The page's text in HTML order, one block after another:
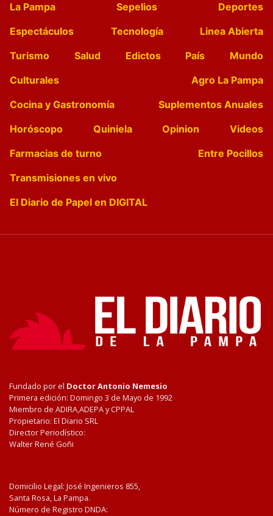
La Pampa Sepelios
Deportes
Espectáculos
Tecnología
Linea Abierta
Turismo
Salud Edictos País
Mundo
Culturales
Agro La Pampa
Cocina y Gastronomía
Suplementos Anuales
Horóscopo
Quiniela Opinion
Videos
Farmacias de turno
Entre Pocillos
Transmisiones en vivo
El Diario de Papel en DIGITAL
Fundado por el Doctor Antonio Nemesio
Primera edición: Domingo 3 de Mayo de 1992
Miembro de ADIRA,ADEPA y CPPAL
Propietario: El Diario SRL
Director Periodístico:
Walter René Goñi
Domicilio Legal: José Ingenieros 855,
Santa Rosa, La Pampa.
Número de Registro DNDA: